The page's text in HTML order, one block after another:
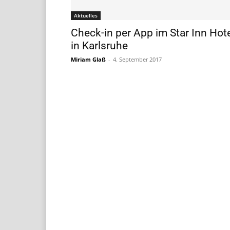
Aktuelles
Check-in per App im Star Inn
in Karlsruhe
Miriam Glaß - 4. September 2017